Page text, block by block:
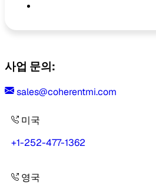
사업 문의:
sales@coherentmi.com
미국
+1-252-477-1362
영국